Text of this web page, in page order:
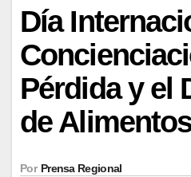
Día
Pérdida y el
de
Por Prensa Regional